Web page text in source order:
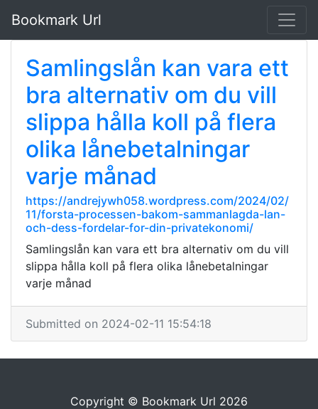
Bookmark Url
Samlingslån kan vara ett
bra alternativ om du vill
slippa hålla koll på flera
olika lånebetalningar
varje månad
https://andrejywh058.wordpress.com/2024/02/
11/forsta-processen-bakom-sammanlagda-lan-
och-dess-fordelar-for-din-privatekonomi/
Samlingslån kan vara ett bra alternativ om du vill
slippa hålla koll på flera olika lånebetalningar
varje månad
Submitted on 2024-02-11 15:54:18
Copyright © Bookmark Url 2026